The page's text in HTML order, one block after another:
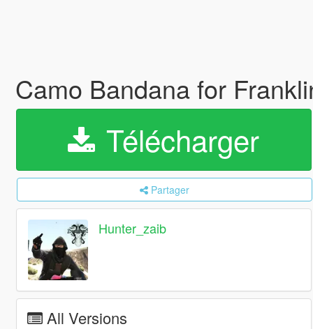
Camo Bandana for
Télécharger
Partager
Hunter_zaib
All Versions